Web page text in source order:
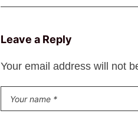
Leave a Reply
Your email address will not